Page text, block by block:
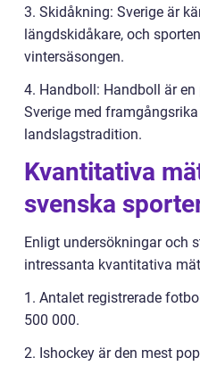
3. Skidåkning: Sverige är
längdskidåkare, och
vintersäsongen.
4. Handboll: Handboll är
Sverige med
landslagstradition.
Kvantitativa
svenska
Enligt undersökningar och
intressanta kvantitativa
1. Antalet registrerade
500 000.
2. Ishockey är den mest